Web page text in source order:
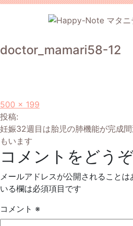
doctor_mamari58-12
フ
ル
サ
イ
ズ
500 × 199
投
稿
ナ
ビ
ゲ
ー
投稿:
妊娠32週目は胎児の肺機能が完成
もいます
コメントをどう
メールアドレスが公開されることは
いる欄は必須項目です
コメント ※